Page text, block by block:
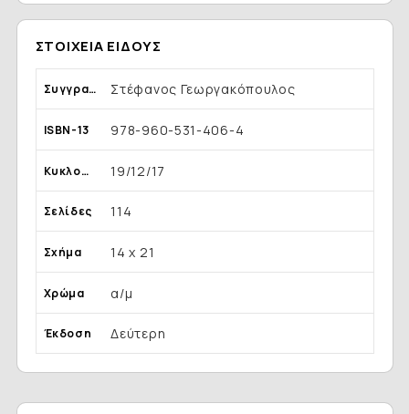
ΣΤΟΙΧΕΊΑ ΕΊΔΟΥΣ
Συγγραφέας Στέφανος Γεωργακόπουλος
ISBN-13 978-960-531-406-4
Κυκλοφορία 19/12/17
Σελίδες 114
Σχήμα 14 x 21
Χρώμα α/μ
Έκδοση Δεύτερη